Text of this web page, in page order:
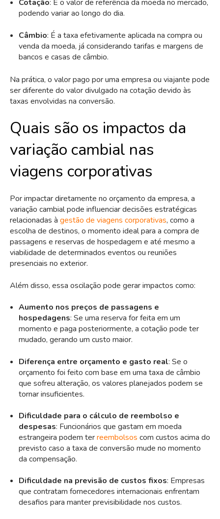
Cotação: É o valor de referência da moeda no mercado,
podendo variar ao longo do dia.
Câmbio: É a taxa efetivamente aplicada na compra ou
venda da moeda, já considerando tarifas e margens de
bancos e casas de câmbio.
Na prática, o valor pago por uma empresa ou viajante pode
ser diferente do valor divulgado na cotação devido às
taxas envolvidas na conversão.
Quais são os impactos da
variação cambial nas
viagens corporativas
Por impactar diretamente no orçamento da empresa, a
variação cambial pode influenciar decisões estratégicas
relacionadas à gestão de viagens corporativas, como a
escolha de destinos, o momento ideal para a compra de
passagens e reservas de hospedagem e até mesmo a
viabilidade de determinados eventos ou reuniões
presenciais no exterior.
Além disso, essa oscilação pode gerar impactos como:
Aumento nos preços de passagens e
hospedagens: Se uma reserva for feita em um
momento e paga posteriormente, a cotação pode ter
mudado, gerando um custo maior.
Diferença entre orçamento e gasto real: Se o
orçamento foi feito com base em uma taxa de câmbio
que sofreu alteração, os valores planejados podem se
tornar insuficientes.
Dificuldade para o cálculo de reembolso e
despesas: Funcionários que gastam em moeda
estrangeira podem terreembolsos com custos acima do
previsto caso a taxa de conversão mude no momento
da compensação.
Dificuldade na previsão de custos fixos: Empresas
que contratam fornecedores internacionais enfrentam
desafios para manter previsibilidade nos custos.